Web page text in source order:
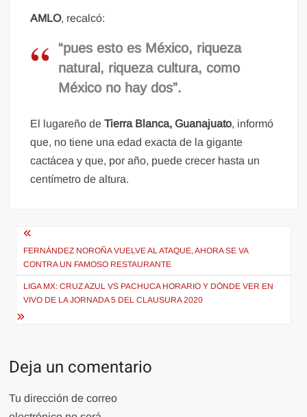
AMLO, recalcó:
“pues esto es México, riqueza
natural, riqueza cultura, como
México no hay dos”.
El lugareño deTierra Blanca, Guanajuato, informó
que, no tiene una edad exacta de la gigante
cactácea y que, por año, puede crecer hasta un
centímetro de altura.
Navegación
de
entradas
FERNÁNDEZ NOROÑA VUELVE AL ATAQUE, AHORA SE VA
CONTRA UN FAMOSO RESTAURANTE
LIGA MX: CRUZ AZUL VS PACHUCA HORARIO Y DÓNDE VER EN
VIVO DE LA JORNADA 5 DEL CLAUSURA 2020
Deja un comentario
Tu dirección de correo